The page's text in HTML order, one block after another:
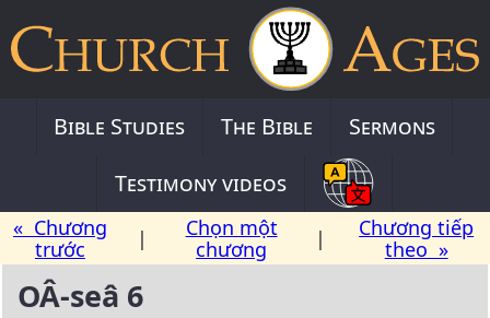
Bible Studies The Bible
Sermons
Testimony videos
« Chương
trước
|
Chọn một
chương
|
Chương tiếp
theo »
OÂ-seâ 6